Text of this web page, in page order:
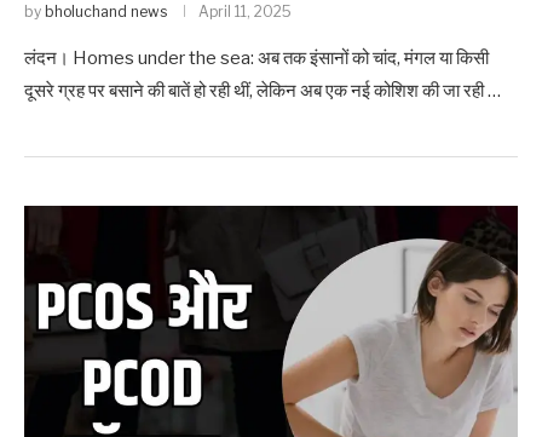
by bholuchand news April 11, 2025
लंदन। Homes under the sea: अब तक इंसानों को चांद, मंगल या किसी
दूसरे ग्रह पर बसाने की बातें हो रही थीं, लेकिन अब एक नई कोशिश की जा रही …